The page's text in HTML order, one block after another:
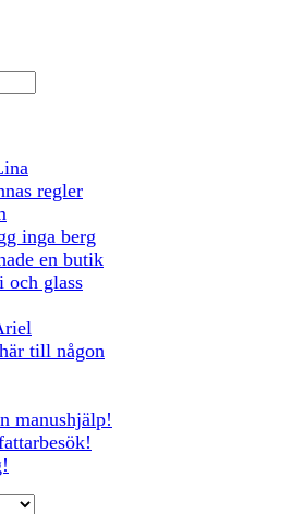
regler
inga berg
en butik
och glass
till någon
manushjälp!